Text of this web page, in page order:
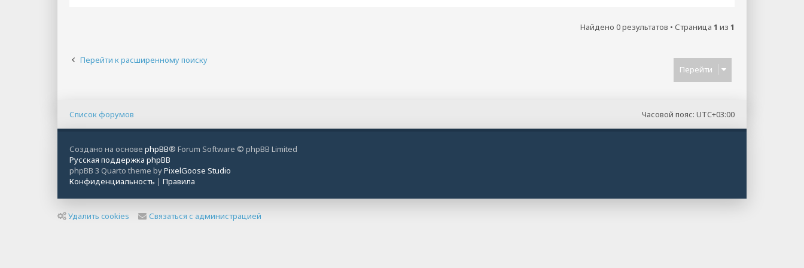
Найдено 0 результатов • Страница 1 из 1
Перейти к расширенному поиску
Перейти
Часовой пояс: UTC+03:00
Список форумов
Создано на основе phpBB® Forum Software © phpBB Limited
Русская поддержка phpBB
phpBB 3 Quarto theme byPixelGoose Studio
Конфиденциальность | Правила
Удалить cookies Связаться с администрацией